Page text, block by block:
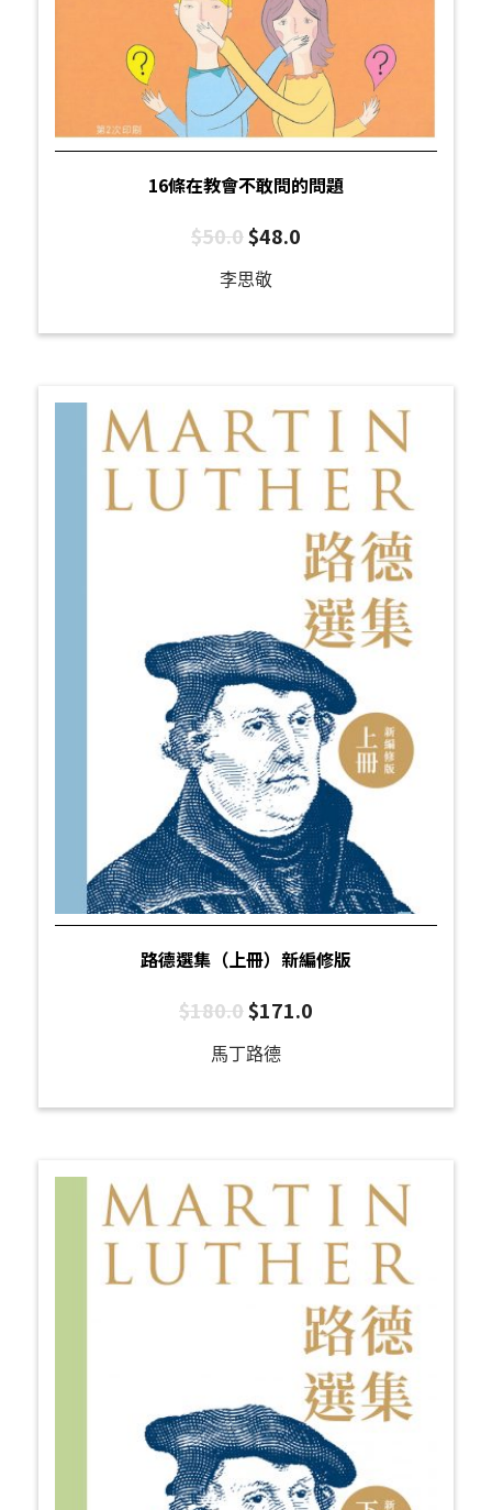
16條在教會不敢問的問題
$50.0$48.0
李思敬
路德選集（上冊）新編修版
$180.0$171.0
馬丁路德